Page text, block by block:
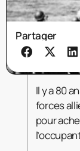
Partager
Il y a 80
forces
pour